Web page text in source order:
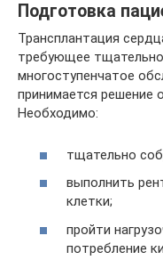
Подготовка
Трансплантация
требующее
многоступенчатое
принимается решение
Необходимо:
тщательно
выполнить
клетки;
пройти
потребление